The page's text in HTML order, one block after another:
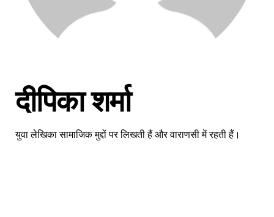
दीपिका शर्मा
युवा लेखिका सामाजिक मुद्दों पर लिखती हैं और वाराणसी में रहती हैं।